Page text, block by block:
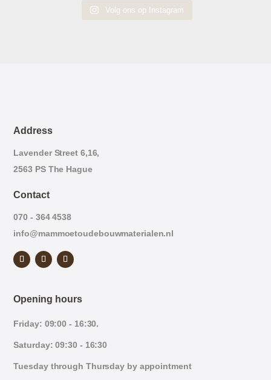
Volg ons op Instagram
Address
Lavender Street 6,16,
2563 PS The Hague
Contact
070 - 364 4538
info@mammoetoudebouwmaterialen.nl
Opening hours
Friday: 09:00 - 16:30.
Saturday: 09:30 - 16:30
Tuesday through Thursday by appointment